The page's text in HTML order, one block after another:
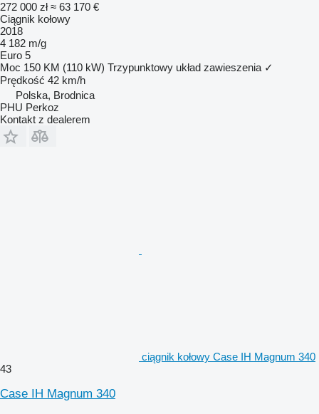
272 000 zł ≈ 63 170 €
Ciągnik kołowy
2018
4 182 m/g
Euro 5
Moc 150 KM (110 kW) Trzypunktowy układ zawieszenia ✓
Prędkość 42 km/h
Polska, Brodnica
PHU Perkoz
Kontakt z dealerem
ciągnik kołowy Case IH Magnum 340
43
Case IH Magnum 340